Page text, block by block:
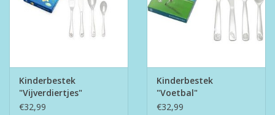
Kinderbestek
"Vijverdiertjes"
€32,99
Kinderbestek
"Voetbal"
€32,99